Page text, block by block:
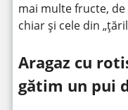
mai multe fructe,
chiar și cele din
Aragaz cu
gătim un pui